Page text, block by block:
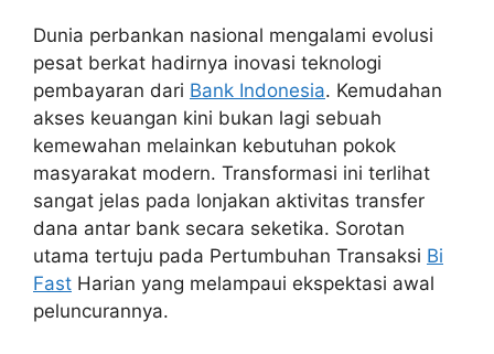
Dunia perbankan nasional mengalami evolusi
pesat berkat hadirnya inovasi teknologi
pembayaran dari Bank Indonesia. Kemudahan
akses keuangan kini bukan lagi sebuah
kemewahan melainkan kebutuhan pokok
masyarakat modern. Transformasi ini terlihat
sangat jelas pada lonjakan aktivitas transfer
dana antar bank secara seketika. Sorotan
utama tertuju pada Pertumbuhan Transaksi Bi
Fast Harian yang melampaui ekspektasi awal
peluncurannya.